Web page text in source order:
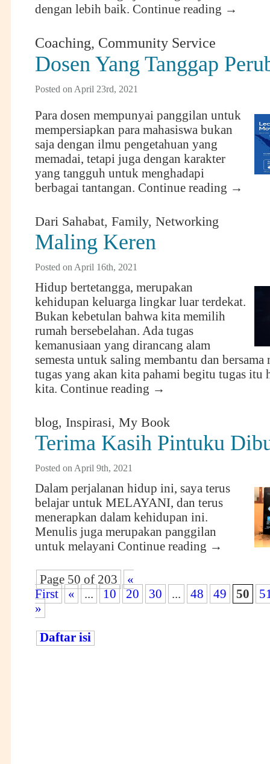
dengan lebih baik. Continue reading →
Coaching, Community Service
Dosen Yang Tanggap
Posted on April 23rd, 2021
Para dosen mempunyai panggilan untuk
mempersiapkan para mahasiswa bukan
saja dengan ilmu pengetahuan yang
memadai, tetapi juga dengan karakter
yang tangguh untuk menghadapi
berbagai tantangan. Continue reading →
Dari Sahabat, Family, Networking
Maling Keren
Posted on April 16th, 2021
Hidup bertetangga, merupakan
kehidupan keluarga lingkar luar terdekat.
Bukan kebetulan bahwa kita memilih
rumah bersebelahan. Ada tugas
kemanusiaan yang dirancang alam
semesta untuk saling membantu dan bersama
tugas yang akan kita pahami begitu tugas itu
kita. Continue reading →
blog, Inspirasi, My Book
Terima Kasih Pintuku
Posted on April 9th, 2021
Dalam perjalanan hidup ini, saya terus
belajar untuk MELAYANI, dan terus
menerapkan dalam kehidupan ini.
Menulis juga merupakan panggilan
untuk melayani Continue reading →
Page 50 of 203
«
First
« ... 10 20 30 ... 48 49 50
»
Daftar isi